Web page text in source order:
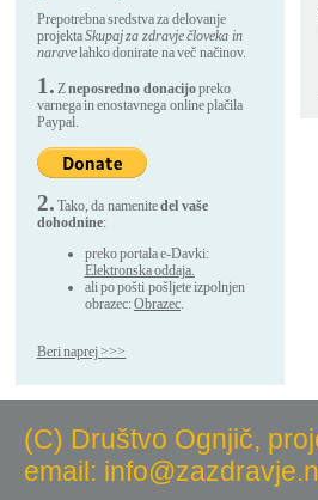
Prepotrebna sredstva za delovanje
projektaSkupaj za zdravje človeka in
naravelahko donirate na več načinov.
1. Zneposredno donacijopreko
varnega in enostavnega online plačila
Paypal.
2. Tako, da namenitedel vaše
dohodnine:
preko portala e-Davki:
Elektronska oddaja.
ali po pošti pošljete izpolnjen
obrazec:Obrazec.
Beri naprej >>>
(C) Društvo Ognjič,
email: